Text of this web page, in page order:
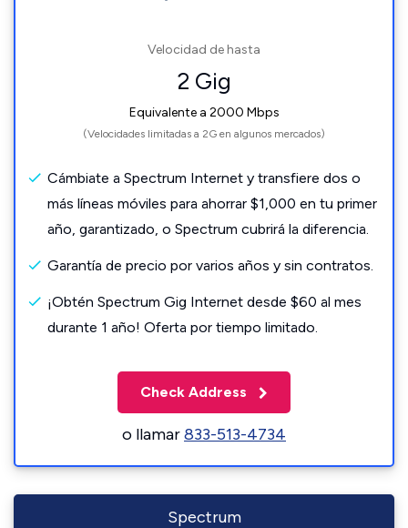
Velocidad de hasta
2 Gig
Equivalente a 2000 Mbps
(Velocidades limitadas a 2G en algunos mercados)
Cámbiate a Spectrum Internet y transfiere dos o
más líneas móviles para ahorrar $1,000 en tu primer
año, garantizado, o Spectrum cubrirá la diferencia.
Garantía de precio por varios años y sin contratos.
¡Obtén Spectrum Gig Internet desde $60 al mes
durante 1 año! Oferta por tiempo limitado.
Check Address
o llamar833-513-4734
Spectrum